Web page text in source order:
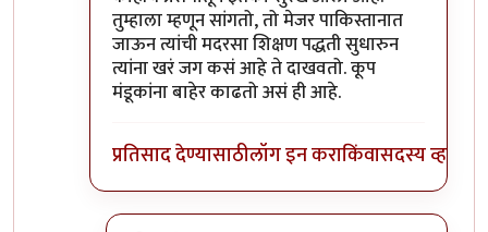
तुम्हाला म्हणून सांगतो, तो मेजर पाकिस्तानात
जाऊन त्यांची मदरसा शिक्षण पद्धती सुधारुन
त्यांना खरं जग कसं आहे ते दाखवतो. कूप
मंडूकांना बाहेर काढतो असं ही आहे.
प्रतिसाद देण्यासाठीलॉग इन कराकिंवासदस्य व्हा